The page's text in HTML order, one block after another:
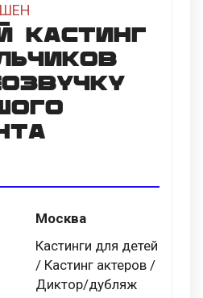
кастинг
Москва
Кастинги для детей
/ Кастинг актеров /
Диктор/дубляж